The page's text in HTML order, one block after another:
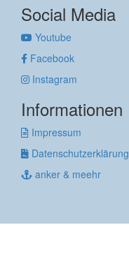
Social Media
Youtube
Facebook
Instagram
Informationen
Impressum
Datenschutzerklärung
anker & meehr